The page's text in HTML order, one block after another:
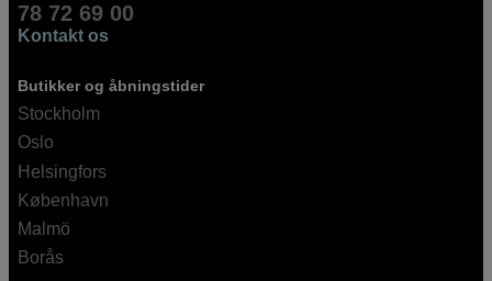
78 72 69 00
Kontakt os
Butikker og åbningstider
Stockholm
Oslo
Helsingfors
København
Malmö
Borås